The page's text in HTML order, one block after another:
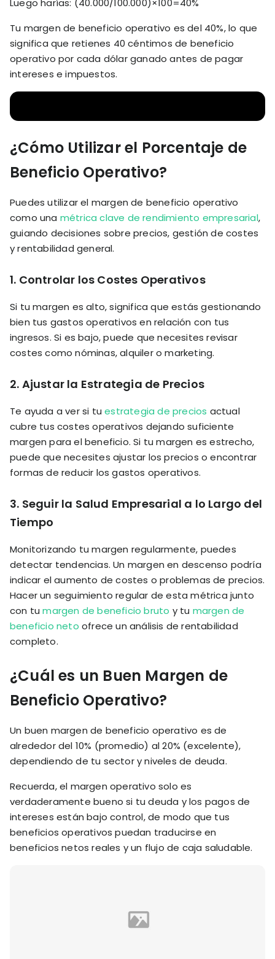
Luego harías: (40.000/100.000)×100=40%
Tu margen de beneficio operativo es del 40%, lo que
significa que retienes 40 céntimos de beneficio
operativo por cada dólar ganado antes de pagar
intereses e impuestos.
¿Cómo Utilizar el Porcentaje de
Beneficio Operativo?
Puedes utilizar el margen de beneficio operativo
como una métrica clave de rendimiento empresarial,
guiando decisiones sobre precios, gestión de costes
y rentabilidad general.
1. Controlar los Costes Operativos
Si tu margen es alto, significa que estás gestionando
bien tus gastos operativos en relación con tus
ingresos. Si es bajo, puede que necesites revisar
costes como nóminas, alquiler o marketing.
2. Ajustar la Estrategia de Precios
Te ayuda a ver si tuestrategia de precios actual
cubre tus costes operativos dejando suficiente
margen para el beneficio. Si tu margen es estrecho,
puede que necesites ajustar los precios o encontrar
formas de reducir los gastos operativos.
3. Seguir la Salud Empresarial a lo Largo del
Tiempo
Monitorizando tu margen regularmente, puedes
detectar tendencias. Un margen en descenso podría
indicar el aumento de costes o problemas de precios.
Hacer un seguimiento regular de esta métrica junto
con tumargen de beneficio bruto y tu margen de
beneficio neto ofrece un análisis de rentabilidad
completo.
¿Cuál es un Buen Margen de
Beneficio Operativo?
Un buen margen de beneficio operativo es de
alrededor del 10% (promedio) al 20% (excelente),
dependiendo de tu sector y niveles de deuda.
Recuerda, el margen operativo solo es
verdaderamente bueno si tu deuda y los pagos de
intereses están bajo control, de modo que tus
beneficios operativos puedan traducirse en
beneficios netos reales y un flujo de caja saludable.